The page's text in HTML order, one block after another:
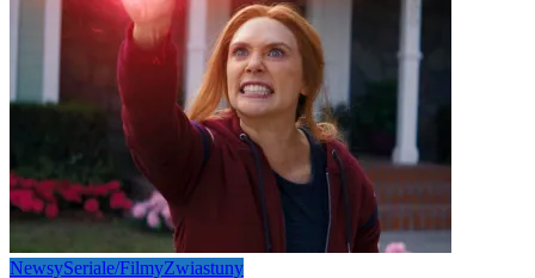
NewsySeriale/FilmyZwiastuny